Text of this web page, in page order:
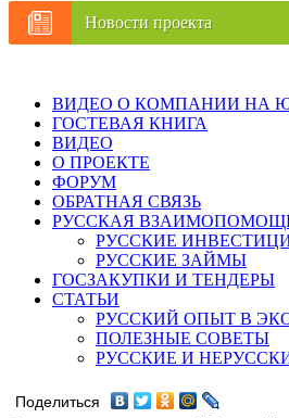
Новости проекта
ВИДЕО О КОМПАНИИ НА
ГОСТЕВАЯ КНИГА
ВИДЕО
О ПРОЕКТЕ
ФОРУМ
ОБРАТНАЯ СВЯЗЬ
РУССКАЯ
РУССКИЕ
РУССКИЕ ЗАЙМЫ
ГОСЗАКУПКИ И ТЕНДЕРЫ
СТАТЬИ
РУССКИЙ ОПЫТ В
ПОЛЕЗНЫЕ СОВЕТЫ
РУССКИЕ И
Поделиться